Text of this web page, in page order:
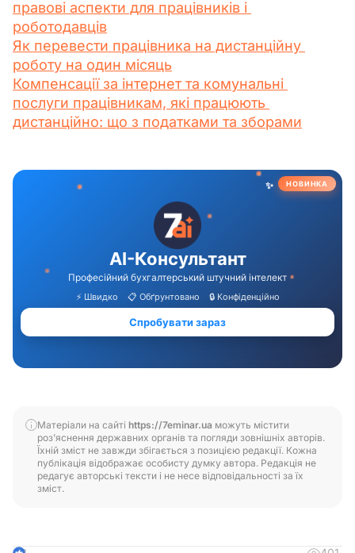
правові аспекти для працівників і
роботодавців
Як перевести працівника на дистанційну
роботу на один місяць
Компенсації за інтернет та комунальні
послуги працівникам, які працюють
дистанційно: що з податками та зборами
Матеріали на сайті https://7eminar.ua можуть містити
роз’яснення державних органів та погляди зовнішніх авторів.
Їхній зміст не завжди збігається з позицією редакції. Кожна
публікація відображає особисту думку автора. Редакція не
редагує авторські тексти і не несе відповідальності за їх
зміст.